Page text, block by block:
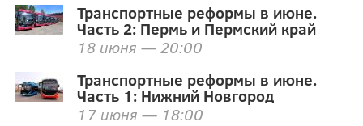
Транспортные реформы в июне.
Часть 2: Пермь и Пермский край
18 июня — 20:00
Транспортные реформы в июне.
Часть 1: Нижний Новгород
17 июня — 18:00